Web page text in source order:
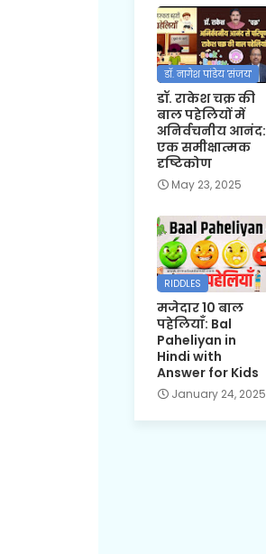
डॉ. नागेश पांडेय 'संजय'
डॉ. राकेश चक्र की
बाल पहेलियों में
अनिर्वचनीय आनंद:
एक समीक्षात्मक
दृष्टिकोण
May 23, 2025
RIDDLES
मजेदार 10 बाल
पहेलियाँ: Bal
Paheliyan in
Hindi with
Answer for Kids
January 24, 2025